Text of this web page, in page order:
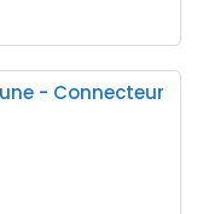
- Connecteur